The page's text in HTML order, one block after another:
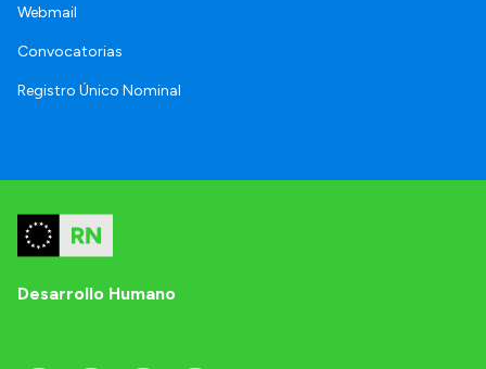
Webmail
Convocatorias
Registro Único Nominal
Desarrollo Humano